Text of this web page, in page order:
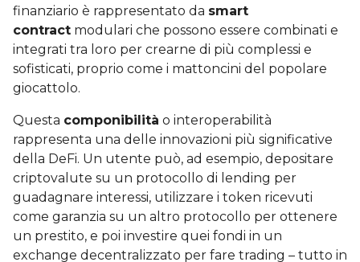
finanziario è rappresentato da smart
contract modulari che possono essere combinati e
integrati tra loro per crearne di più complessi e
sofisticati, proprio come i mattoncini del popolare
giocattolo.
Questa componibilità o interoperabilità
rappresenta una delle innovazioni più significative
della DeFi. Un utente può, ad esempio, depositare
criptovalute su un protocollo di lending per
guadagnare interessi, utilizzare i token ricevuti
come garanzia su un altro protocollo per ottenere
un prestito, e poi investire quei fondi in un
exchange decentralizzato per fare trading – tutto in